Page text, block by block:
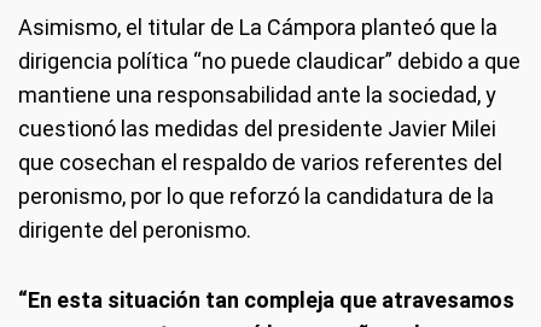
Asimismo, el titular de La Cámpora planteó que la
dirigencia política “no puede claudicar” debido a que
mantiene una responsabilidad ante la sociedad, y
cuestionó las medidas del presidente Javier Milei
que cosechan el respaldo de varios referentes del
peronismo, por lo que reforzó la candidatura de la
dirigente del peronismo.
“En esta situación tan compleja que atravesamos